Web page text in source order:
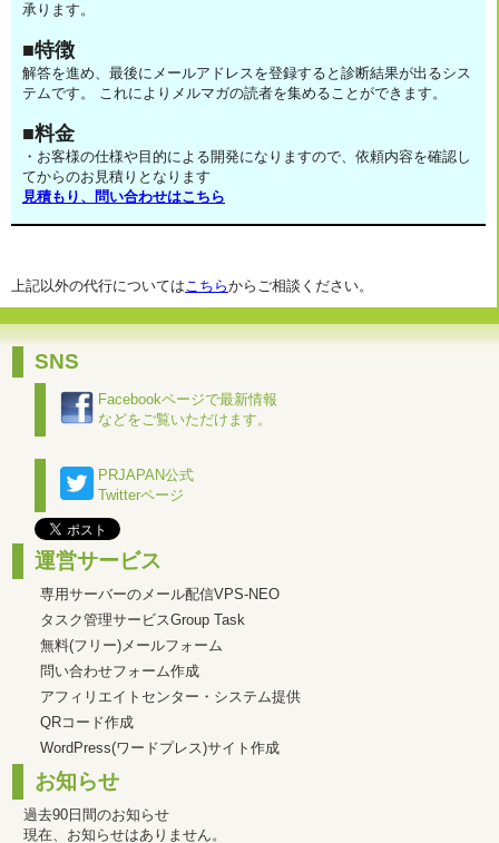
承ります。
■特徴
解答を進め、最後にメールアドレスを登録すると診断結果が出るシス
テムです。 これによりメルマガの読者を集めることができます。
■料金
・お客様の仕様や目的による開発になりますので、依頼内容を確認し
てからのお見積りとなります
見積もり、問い合わせはこちら
上記以外の代行についてはこちらからご相談ください。
SNS
Facebookページで最新情報
などをご覧いただけます。
PRJAPAN公式
Twitterページ
運営サービス
専用サーバーのメール配信VPS-NEO
タスク管理サービスGroup Task
無料(フリー)メールフォーム
問い合わせフォーム作成
アフィリエイトセンター・システム提供
QRコード作成
WordPress(ワードプレス)サイト作成
お知らせ
過去90日間のお知らせ
現在、お知らせはありません。